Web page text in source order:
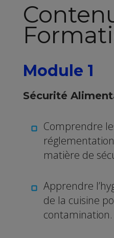
Module 1
Sécurité
Comprendre
matière de
Apprendre
de la cuisine
contamination.